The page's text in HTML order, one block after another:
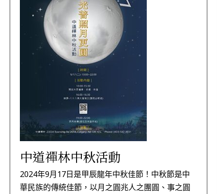
中道禪林中秋活動
2024年9月17日是甲辰龍年中秋佳節！中秋節是中
華民族的傳統佳節，以月之圓兆人之團圓、事之圓